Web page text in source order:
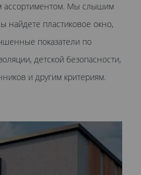
ассортиментом. Мы слышим
найдете пластиковое окно,
показатели по
детской безопасности,
и другим критериям.